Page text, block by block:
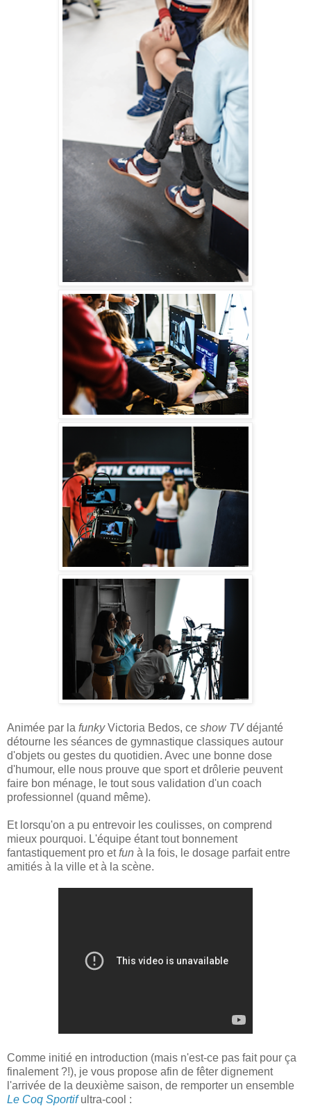
Animée par la funkyVictoria Bedos, ce show TVdéjanté
détourne les séances de gymnastique classiques autour
d'objets ou gestes du quotidien. Avec une bonne dose
d'humour, elle nous prouve que sport et drôlerie peuvent
faire bon ménage, le tout sous validation d'un coach
professionnel (quand même).
Et lorsqu'on a pu entrevoir les coulisses, on comprend
mieux pourquoi. L'équipe étant tout bonnement
fantastiquement pro etfun à la fois, le dosage parfait entre
amitiés à la ville et à la scène.
Comme initié en introduction (mais n'est-ce pas fait pour ça
finalement ?!), je vous propose afin de fêter dignement
l'arrivée de la deuxième saison, de remporter un ensemble
Le Coq Sportifultra-cool :